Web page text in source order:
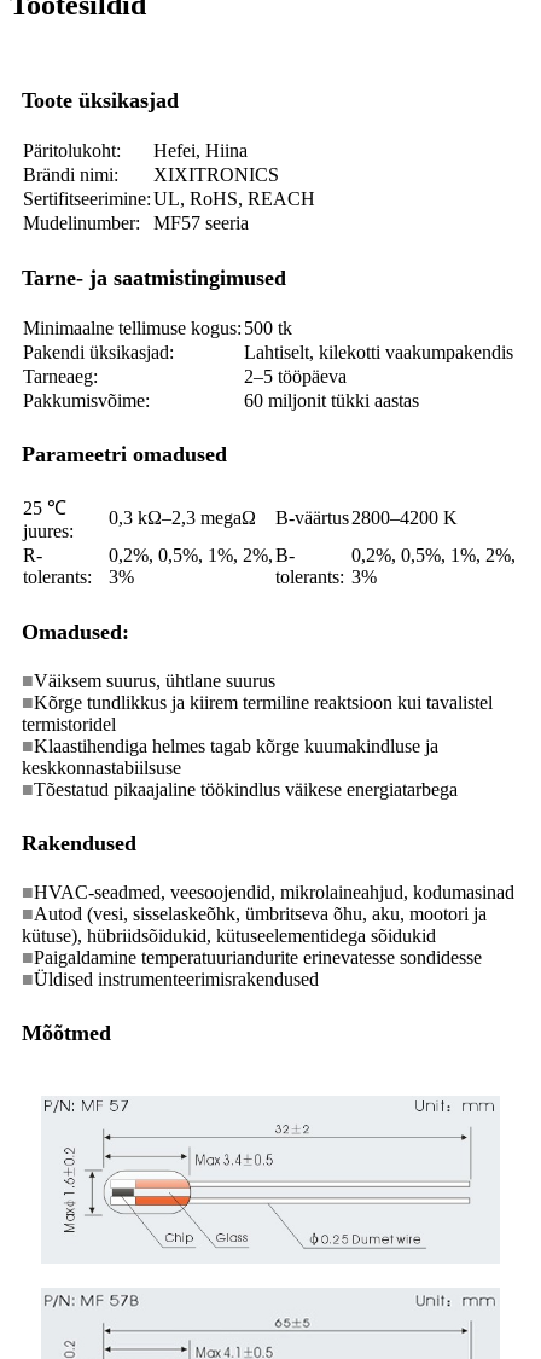
Toote üksikasjad
Päritolukoht:
Hefei, Hiina
Brändi nimi:
XIXITRONICS
Sertifitseerimine:UL, RoHS, REACH
Mudelinumber:
MF57 seeria
Tarne- ja saatmistingimused
Minimaalne tellimuse kogus: 500 tk
Pakendi üksikasjad:
Lahtiselt, kilekotti vaakumpakendis
Tarneaeg:
2–5 tööpäeva
Pakkumisvõime:
60 miljonit tükki aastas
Parameetri omadused
25 ℃
juures:
0,3 kΩ–2,3 megaΩ B-väärtus2800–4200 K
R-
tolerants:
0,2%, 0,5%, 1%, 2%,
3%
B-
tolerants:
0,2%, 0,5%, 1%, 2%,
3%
Omadused:
■Väiksem suurus, ühtlane suurus
■Kõrge tundlikkus ja kiirem termiline reaktsioon kui tavalistel
termistoridel
■Klaastihendiga helmes tagab kõrge kuumakindluse ja
keskkonnastabiilsuse
■Tõestatud pikaajaline töökindlus väikese energiatarbega
Rakendused
■HVAC-seadmed, veesoojendid, mikrolaineahjud, kodumasinad
■Autod (vesi, sisselaskeõhk, ümbritseva õhu, aku, mootori ja
kütuse), hübriidsõidukid, kütuseelementidega sõidukid
■Paigaldamine temperatuuriandurite erinevatesse sondidesse
■Üldised instrumenteerimisrakendused
Mõõtmed